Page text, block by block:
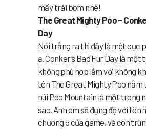
mấy trái bom nhé!
The Great Mighty Poo –
Day
Nói trắng ra thì đây là một cục
ạ. Conker’s Bad Fur Day là một
không phù hợp lắm với không
tên The Great Mighty Poo nằm
núi Poo Mountain là một trong
sao. Anh em sẽ đụng độ với tên
chương 5 của game, và con